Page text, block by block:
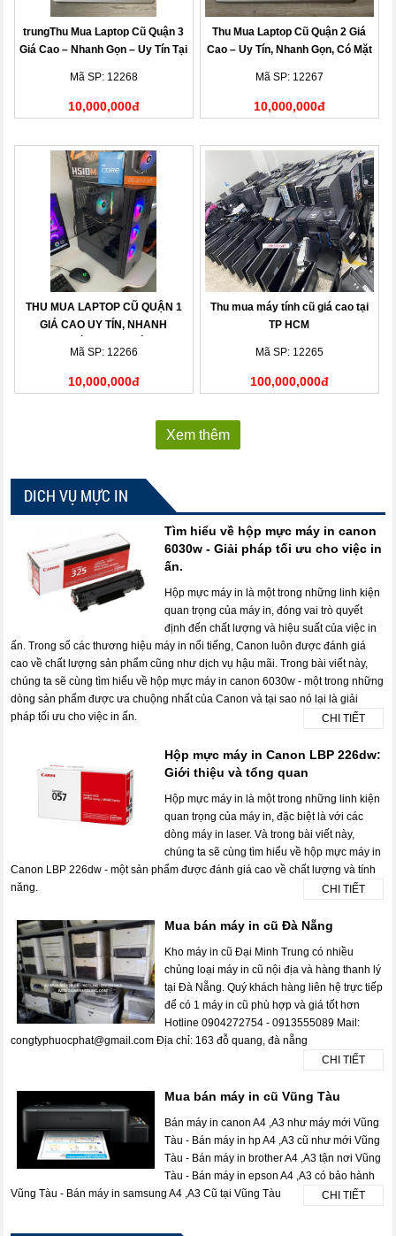
trungThu Mua Laptop Cũ Quận 3
Giá Cao – Nhanh Gọn – Uy Tín Tại
Mã SP: 12268
10,000,000đ
Thu Mua Laptop Cũ Quận 2 Giá
Cao – Uy Tín, Nhanh Gọn, Có Mặt
Mã SP: 12267
10,000,000đ
THU MUA LAPTOP CŨ QUẬN 1
GIÁ CAO UY TÍN, NHANH
Mã SP: 12266
10,000,000đ
Thu mua máy tính cũ giá cao tại
TP HCM
Mã SP: 12265
100,000,000đ
Xem thêm
DICH VỤ MỰC IN
Tìm hiểu về hộp mực máy in canon
6030w - Giải pháp tối ưu cho việc in
ấn.
Hộp mực máy in là một trong những linh kiện
quan trọng của máy in, đóng vai trò quyết
định đến chất lượng và hiệu suất của việc in
ấn. Trong số các thương hiệu máy in nổi tiếng, Canon luôn được đánh giá
cao về chất lượng sản phẩm cũng như dịch vụ hậu mãi. Trong bài viết này,
chúng ta sẽ cùng tìm hiểu về hộp mực máy in canon 6030w - một trong những
dòng sản phẩm được ưa chuộng nhất của Canon và tại sao nó lại là giải
pháp tối ưu cho việc in ấn.
CHI TIẾT
Hộp mực máy in Canon LBP 226dw:
Giới thiệu và tổng quan
Hộp mực máy in là một trong những linh kiện
quan trọng của máy in, đặc biệt là với các
dòng máy in laser. Và trong bài viết này,
chúng ta sẽ cùng tìm hiểu về hộp mực máy in
Canon LBP 226dw - một sản phẩm được đánh giá cao về chất lượng và tính
năng.
CHI TIẾT
Mua bán máy in cũ Đà Nẵng
Kho máy in cũ Đại Minh Trung có nhiều
chủng loại máy in cũ nội địa và hàng thanh lý
tại Đà Nẵng. Quý khách hàng liên hệ trực tiếp
để có 1 máy in cũ phù hợp và giá tốt hơn
Hotline 0904272754 - 0913555089 Mail:
congtyphuocphat@gmail.com Địa chỉ: 163 đỗ quang, đà nẵng
CHI TIẾT
Mua bán máy in cũ Vũng Tàu
Bán máy in canon A4 ,A3 như máy mới Vũng
Tàu - Bán máy in hp A4 ,A3 cũ như mới Vũng
Tàu - Bán máy in brother A4 ,A3 tận nơi Vũng
Tàu - Bán máy in epson A4 ,A3 có bảo hành
Vũng Tàu - Bán máy in samsung A4 ,A3 Cũ tại Vũng Tàu
CHI TIẾT